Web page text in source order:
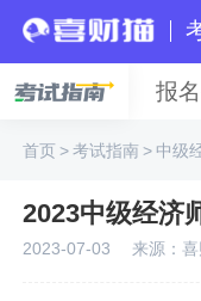
报
首页>考试指南> 中级
2023中级经济
2023-07-03 来源：